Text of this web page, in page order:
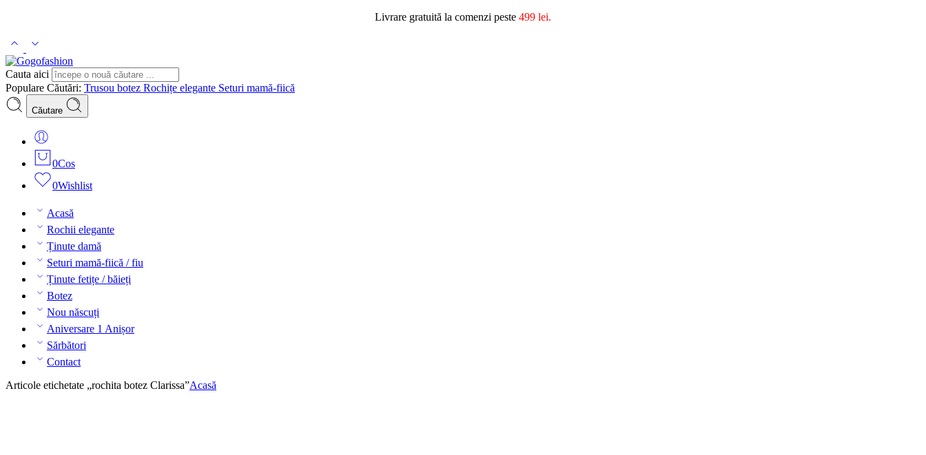
Livrare gratuită la comenzi peste 499 lei.
Cauta aici
Populare Căutări: Trusou botez Rochițe elegante Seturi mamă-fiică
Căutare
0Cos
0Wishlist
Acasă
Rochii elegante
Ținute damă
Seturi mamă-fiică / fiu
Ținute fetițe / băieți
Botez
Nou născuți
Aniversare 1 Anișor
Sărbători
Contact
Articole etichetate „rochita botez Clarissa”Acasă